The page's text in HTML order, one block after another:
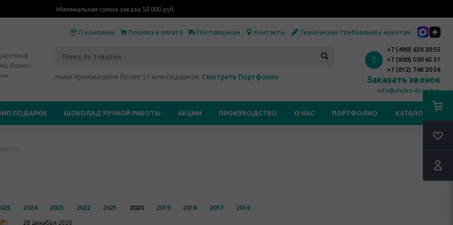
Минимальная сумма заказа 50 000 руб.
О компании Покупка и оплата Поставщикам Контакты Технические требования к макетам
бизнес
Нами произведено более 11 млн.подарков. Смотреть Портфолио
+7 (499) 638 20 55
+7 (800) 500 65 31
+7 (812) 748 20 56
Заказать звонок
info@shoko-brand.ru
ПОДАРКИ ШОКОЛАД РУЧНОЙ РАБОТЫ АКЦИИ ПРОИЗВОДСТВО О НАС ПОРТФОЛИО КАТАЛОГИ
RSS
2024 2023 2022 2021 2020 2019 2018 2017 2016
28 декабря 2020